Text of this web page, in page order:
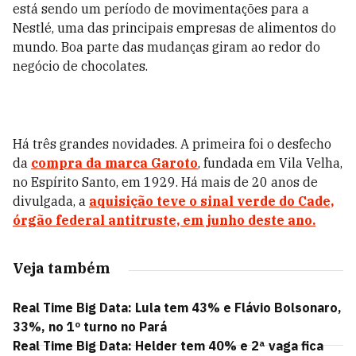
está sendo um período de movimentações para a
Nestlé, uma das principais empresas de alimentos do
mundo. Boa parte das mudanças giram ao redor do
negócio de chocolates.
Há três grandes novidades. A primeira foi o desfecho
da compra da marca Garoto, fundada em Vila Velha,
no Espírito Santo, em 1929. Há mais de 20 anos de
divulgada, a aquisição teve o sinal verde do Cade,
órgão federal antitruste, em junho deste ano.
Veja também
Real Time Big Data: Lula tem 43% e Flávio Bolsonaro,
33%, no 1º turno no Pará
Real Time Big Data: Helder tem 40% e 2ª vaga fica